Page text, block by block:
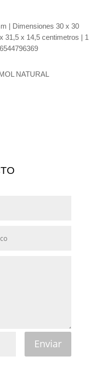
| Dimensiones 30 x 30
31,5 x 14,5 centimetros | 1
NATURAL
Enviar